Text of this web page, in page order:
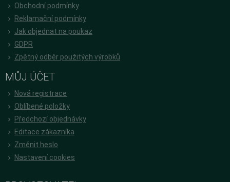
Obchodní podmínky
Reklamační podmínky
Jak objednat na poukaz
GDPR
Zpětný odběr použitých výrobků
MŮJ ÚČET
Nová registrace
Oblíbené položky
Předchozí objednávky
Editace zákazníka
Změnit heslo
Nastavení cookies